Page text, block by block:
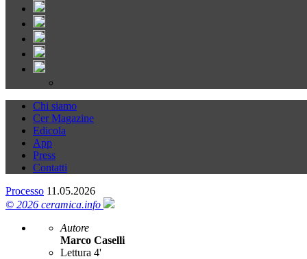
Chi siamo
Cer Magazine
Edicola
App
Press
Contatti
Processo 11.05.2026
© 2026 ceramica.info
Autore
Marco Caselli
Lettura 4'